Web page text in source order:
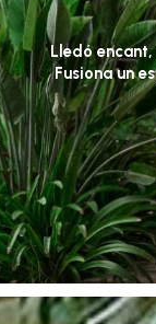
Lledó encant,
Fusiona un